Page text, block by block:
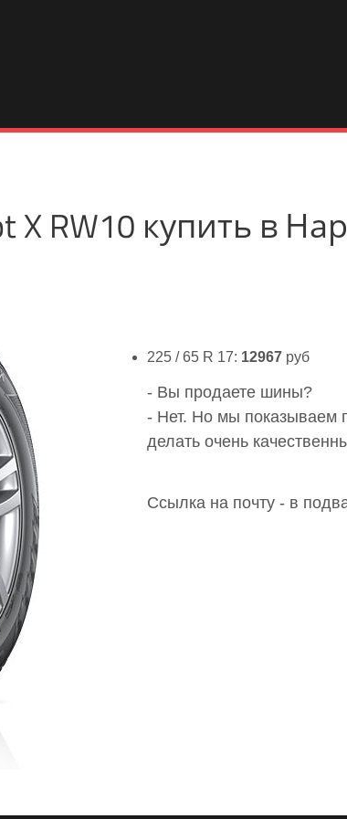
X RW10 купить в
225 / 65 R 17: 12967 руб
- Вы продаете шины?
- Нет. Но мы показываем
делать очень
Ссылка на почту - в